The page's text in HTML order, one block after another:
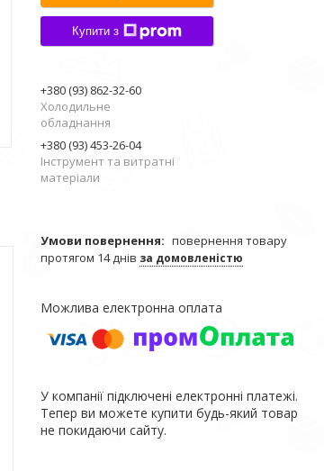
Купити з
+380 (93) 862-32-60
Холодильне
обладнання
+380 (93) 453-26-04
Інструмент та витратні
матеріали
повернення товару
протягом 14 днів за домовленістю
У компанії підключені електронні платежі.
Тепер ви можете купити будь-який товар
не покидаючи сайту.